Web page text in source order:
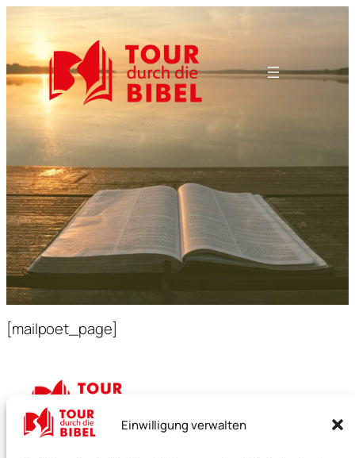
Einwilligung verwalten
[mailpoet_page]